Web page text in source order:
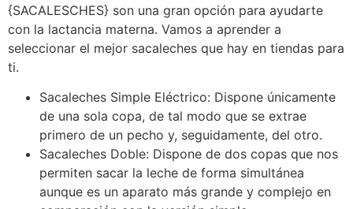
{SACALESCHES} son una gran opción para ayudarte
con la lactancia materna. Vamos a aprender a
seleccionar el mejor sacaleches que hay en tiendas para
ti.
Sacaleches Simple Eléctrico: Dispone únicamente
de una sola copa, de tal modo que se extrae
primero de un pecho y, seguidamente, del otro.
Sacaleches Doble: Dispone de dos copas que nos
permiten sacar la leche de forma simultánea
aunque es un aparato más grande y complejo en